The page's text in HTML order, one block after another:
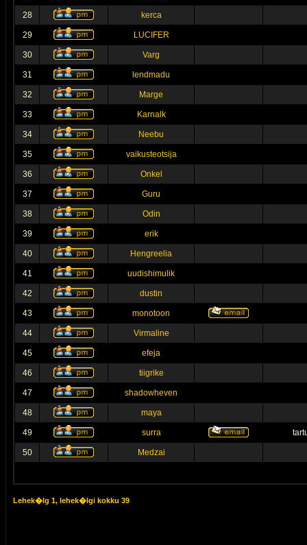
28 kerca
29 LUCIFER
30 Varg
31 lendmadu
32 Marge
33 Karnalk
34 Neebu
35 vaikusteotsija
36 Onkel
37 Guru
38 Odin
39 erik
40 Hengreelia
41 uudishimulik
42 dustin
43 monotoon
44 Virmaline
45 efeja
46 tiigrike
47 shadowheven
48 maya
49 surra
50 Medzai
Lehek�lg 1, lehek�lgi kokku 39